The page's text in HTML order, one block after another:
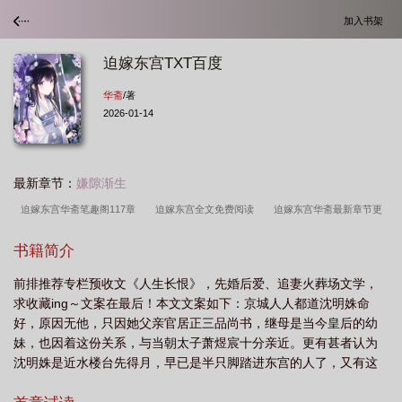
加入书架
迫嫁东宫TXT百度
华斋/著
2026-01-14
最新章节： 嫌隙渐生
迫嫁东宫华斋笔趣阁117章 迫嫁东宫全文免费阅读 迫嫁东宫华斋最新章节更
华斋番外
东宫晋江沈明殊 迫嫁东宫晋江沈明殊免费阅读 迫嫁东宫百度 迫嫁东宫华
斋 迫嫁东宫TXT百度 迫嫁东宫华斋免费阅读 迫嫁东宫华斋笔趣阁
东宫相似推荐 迫嫁东宫附番外txt 迫嫁东宫免费阅读 迫嫁东宫笔趣
阁 迫嫁东宫华斋免费阅读全文 迫嫁东宫by华斋
书籍简介
前排推荐专栏预收文《人生长恨》，先婚后爱、追妻火葬场文学，
求收藏ing～文案在最后！本文文案如下：京城人人都道沈明姝命
好，原因无他，只因她父亲官居正三品尚书，继母是当今皇后的幼
妹，也因着这份关系，与当朝太子萧煜宸十分亲近。更有甚者认为
沈明姝是近水楼台先得月，早已是半只脚踏进东宫的人了，又有这